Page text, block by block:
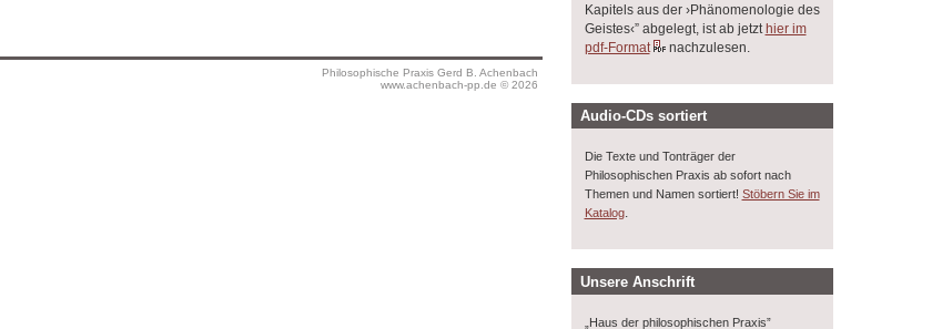
Philosophische Praxis Gerd B. Achenbach
www.achenbach-pp.de © 2026
Kapitels aus der ›Phänomenologie des
Geistes‹” abgelegt, ist ab jetzt hier im
pdf-Format
nachzulesen.
Audio-CDs sortiert
Die Texte und Tonträger der
Philosophischen Praxis ab sofort nach
Themen und Namen sortiert! Stöbern Sie im
Katalog.
Unsere Anschrift
„Haus der philosophischen Praxis”